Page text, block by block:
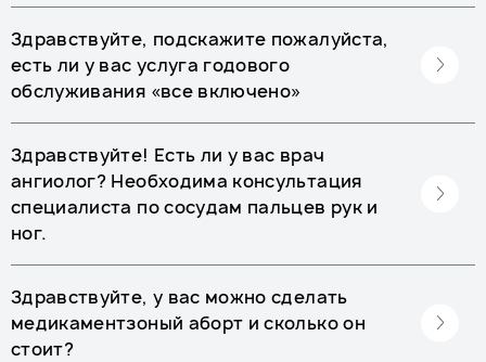
Здравствуйте, подскажите пожалуйста,
есть ли у вас услуга годового
обслуживания «все включено»
Здравствуйте! Есть ли у вас врач
ангиолог? Необходима консультация
специалиста по сосудам пальцев рук и
ног.
Здравствуйте, у вас можно сделать
медикаментзоный аборт и сколько он
стоит?